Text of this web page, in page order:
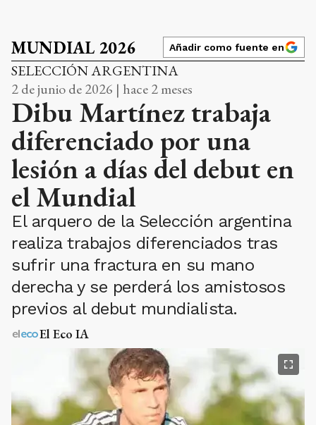
MUNDIAL 2026 Añadir como fuente en
SELECCIÓN ARGENTINA
2 de junio de 2026 | hace 2 meses
Dibu Martínez trabaja
diferenciado por una
lesión a días del debut en
el Mundial
El arquero de la Selección argentina
realiza trabajos diferenciados tras
sufrir una fractura en su mano
derecha y se perderá los amistosos
previos al debut mundialista.
El Eco IA